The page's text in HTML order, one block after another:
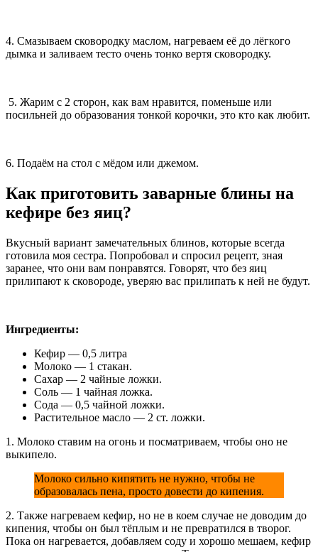
4. Смазываем сковородку маслом, нагреваем её до лёгкого
дымка и заливаем тесто очень тонко вертя сковородку.
5. Жарим с 2 сторон, как вам нравится, поменьше или
посильней до образования тонкой корочки, это кто как любит.
6. Подаём на стол с мёдом или джемом.
Как приготовить заварные блины на
кефире без яиц?
Вкусный вариант замечательных блинов, которые всегда
готовила моя сестра. Попробовал и спросил рецепт, зная
заранее, что они вам понравятся. Говорят, что без яиц
прилипают к сковороде, уверяю вас прилипать к ней не будут.
Ингредиенты:
Кефир — 0,5 литра
Молоко — 1 стакан.
Сахар — 2 чайные ложки.
Соль — 1 чайная ложка.
Сода — 0,5 чайной ложки.
Растительное масло — 2 ст. ложки.
1. Молоко ставим на огонь и посматриваем, чтобы оно не
выкипело.
Молоко сильно кипятить не нужно, чтобы не
образовалась пена, просто довести до кипения.
2. Также нагреваем кефир, но не в коем случае не доводим до
кипения, чтобы он был тёплым и не превратился в творог.
Пока он нагревается, добавляем соду и хорошо мешаем, кефир